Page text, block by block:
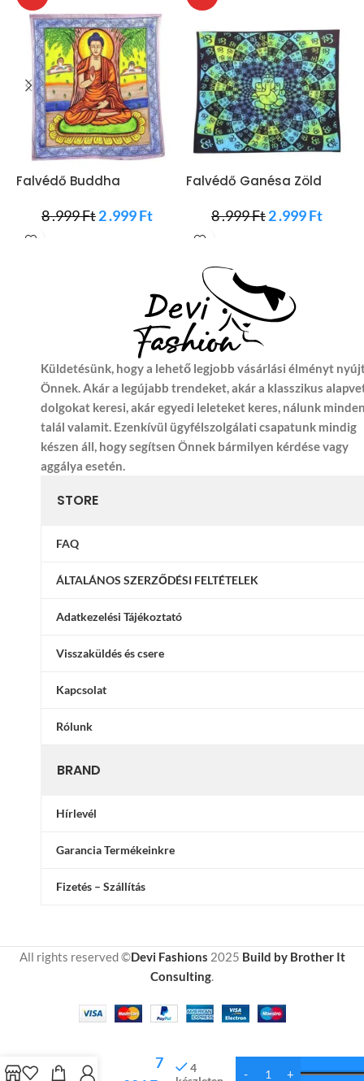
Falvédő Buddha
8 .999Ft2 .999Ft
Falvédő Ganésa Zöld
8 .999Ft2 .999Ft
Küldetésünk, hogy a lehető legjobb vásárlási élményt
Önnek. Akár a legújabb trendeket, akár a klasszikus
dolgokat keresi, akár egyedi leleteket keres, nálunk
talál valamit. Ezenkívül ügyfélszolgálati csapatunk mindig
készen áll, hogy segítsen Önnek bármilyen kérdése vagy
aggálya esetén.
STORE
FAQ
ÁLTALÁNOS SZERZŐDÉSI FELTÉTELEK
Adatkezelési Tájékoztató
Visszaküldés és csere
Kapcsolat
Rólunk
BRAND
Hírlevél
Garancia Termékeinkre
Fizetés – Szállítás
All rights reserved ©Devi Fashions 2025 Build by Brother It
Consulting.
Fehér
7
4